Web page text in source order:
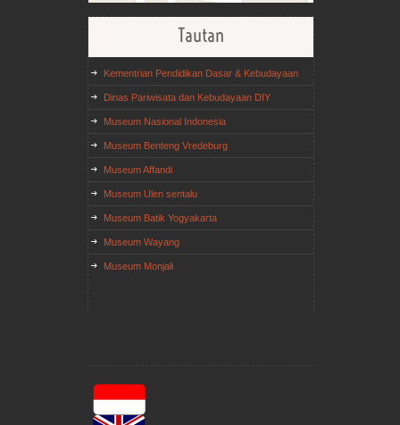
Tautan
Kementrian Pendidikan Dasar & Kebudayaan
Dinas Pariwisata dan Kebudayaan DIY
Museum Nasional Indonesia
Museum Benteng Vredeburg
Museum Affandi
Museum Ulen sentalu
Museum Batik Yogyakarta
Museum Wayang
Museum Monjali